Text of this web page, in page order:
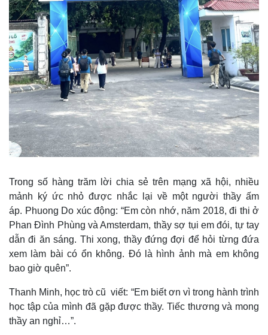
Trong số hàng trăm lời chia sẻ trên mạng xã hội, nhiều
mảnh ký ức nhỏ được nhắc lại về một người thầy ấm
áp. Phuong Do xúc động: “Em còn nhớ, năm 2018, đi thi ở
Phan Đình Phùng và Amsterdam, thầy sợ tụi em đói, tự tay
dẫn đi ăn sáng. Thi xong, thầy đứng đợi để hỏi từng đứa
xem làm bài có ổn không. Đó là hình ảnh mà em không
bao giờ quên”.
Thanh Minh, học trò cũ viết: “Em biết ơn vì trong hành trình
học tập của mình đã gặp được thầy. Tiếc thương và mong
thầy an nghỉ…”.